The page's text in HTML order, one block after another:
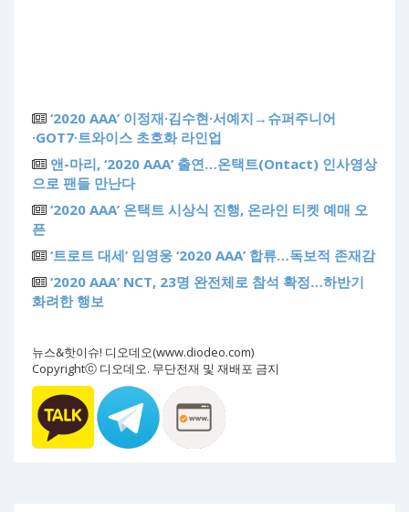
‘2020 AAA’ 이정재·김수현·서예지→슈퍼주니어
·GOT7·트와이스 초호화 라인업
앤-마리, ‘2020 AAA’ 출연…온택트(Ontact) 인사영상
으로 팬들 만난다
‘2020 AAA’ 온택트 시상식 진행, 온라인 티켓 예매 오
픈
‘트로트 대세’ 임영웅 ‘2020 AAA’ 합류…독보적 존재감
‘2020 AAA’ NCT, 23명 완전체로 참석 확정…하반기
화려한 행보
뉴스&핫이슈! 디오데오(www.diodeo.com)
Copyrightⓒ 디오데오. 무단전재 및 재배포 금지